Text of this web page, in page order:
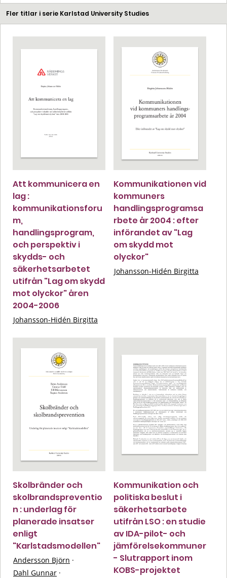
Fler titlar i serie Karlstad University Studies
Att kommunicera en
lag :
kommunikationsforu
m,
handlingsprogram,
och perspektiv i
skydds- och
säkerhetsarbetet
utifrån "Lag om skydd
mot olyckor" åren
2004-2006
Johansson-Hidén Birgitta
Kommunikationen vid
kommuners
handlingsprogramsa
rbete år 2004 : efter
införandet av "Lag
om skydd mot
olyckor"
Johansson-Hidén Birgitta
Skolbränder och
skolbrandspreventio
n : underlag för
planerade insatser
enligt
"Karlstadsmodellen"
Andersson Björn ·
Dahl Gunnar ·
Kommunikation och
politiska beslut i
säkerhetsarbete
utifrån LSO : en studie
av IDA-pilot- och
jämförelsekommuner
- Slutrapport inom
KOBS-projektet